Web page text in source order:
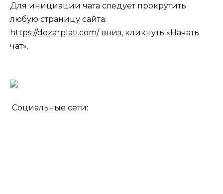
Для инициации чата следует прокрутить
любую страницу сайта:
https://dozarplati.com/вниз, кликнуть «Начать
чат».
Социальные сети: